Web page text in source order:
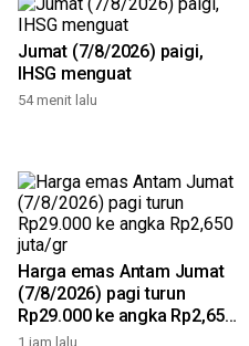
Jumat (7/8/2026) paigi,
IHSG menguat
54 menit lalu
Harga emas Antam Jumat
(7/8/2026) pagi turun
Rp29.000 ke angka Rp2,650
juta/gr
1 jam lalu